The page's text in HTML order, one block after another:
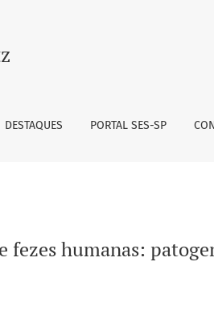
para camundongos
DESTAQUES PORTAL SES-SP
fezes humanas: